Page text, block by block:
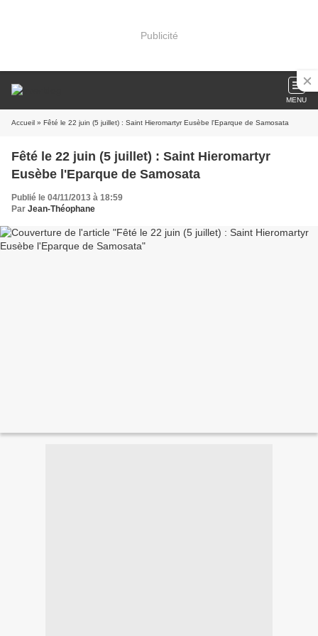
Publicité
MENU
Accueil » Fêté le 22 juin (5 juillet) : Saint Hieromartyr Eusèbe l'Eparque de Samosata
Fêté le 22 juin (5 juillet) : Saint Hieromartyr
Eusèbe l'Eparque de Samosata
Publié le 04/11/2013 à 18:59
Par Jean-Théophane